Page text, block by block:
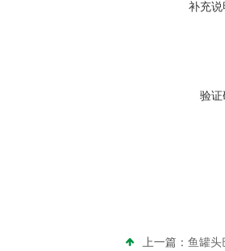
补充说
验证
上一篇： 鱼罐头